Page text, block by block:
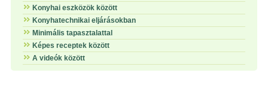
Konyhai eszközök között
Konyhatechnikai eljárásokban
Minimális tapasztalattal
Képes receptek között
A videók között